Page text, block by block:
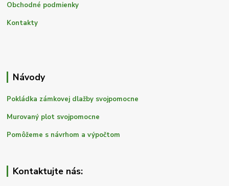
Obchodné podmienky
Kontakty
Návody
Pokládka zámkovej dlažby svojpomocne
Murovaný plot svojpomocne
Pomôžeme s návrhom a výpočtom
Kontaktujte nás: